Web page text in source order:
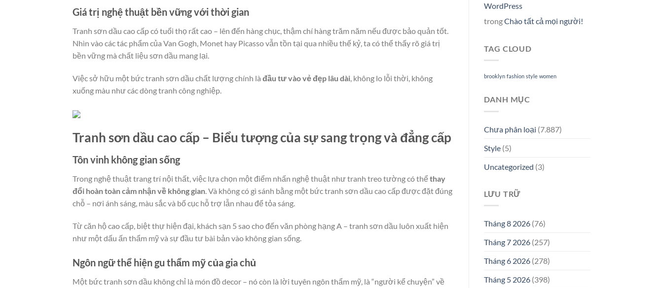
Giá trị nghệ thuật bền vững với thời gian
Tranh sơn dầu cao cấp có tuổi thọ rất cao – lên đến hàng chục, thậm chí hàng trăm năm nếu được bảo quản tốt.
Nhìn vào các tác phẩm của Van Gogh, Monet hay Picasso vẫn tồn tại qua nhiều thế kỷ, ta có thể thấy rõ giá trị
bền vững mà chất liệu sơn dầu mang lại.
Việc sở hữu một bức tranh sơn dầu chất lượng chính là đầu tư vào vẻ đẹp lâu dài, không lo lỗi thời, không
xuống màu như các dòng tranh công nghiệp.
Tranh sơn dầu cao cấp – Biểu tượng của sự sang trọng và đẳng cấp
Tôn vinh không gian sống
Trong nghệ thuật trang trí nội thất, việc lựa chọn một điểm nhấn nghệ thuật như tranh treo tường có thể thay
đổi hoàn toàn cảm nhận về không gian. Và không có gì sánh bằng một bức tranh sơn dầu cao cấp được đặt đúng
chỗ – nơi ánh sáng, màu sắc và bố cục hỗ trợ lẫn nhau để tỏa sáng.
Từ căn hộ cao cấp, biệt thự hiện đại, khách sạn 5 sao cho đến văn phòng hạng A – tranh sơn dầu luôn xuất hiện
như một dấu ấn thẩm mỹ và sự đầu tư bài bản vào không gian sống.
Ngôn ngữ thể hiện gu thẩm mỹ của gia chủ
Một bức tranh sơn dầu không chỉ là món đồ decor – nó còn là lời tuyên ngôn thẩm mỹ, là “người kể chuyện” về
WordPress
trongChào tất cả mọi người!
TAG CLOUD
brooklyn fashion style women
DANH MỤC
Chưa phân loại (7.887)
Style(5)
Uncategorized (3)
LƯU TRỮ
Tháng 8 2026(76)
Tháng 7 2026(257)
Tháng 6 2026(278)
Tháng 5 2026(398)